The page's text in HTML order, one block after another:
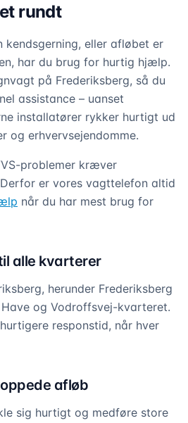
rundt
kendsgerning, eller afløbet er
har du brug for hurtig hjælp.
på Frederiksberg, så du
assistance – uanset
installatører rykker hurtigt ud
og erhvervsejendomme.
problemer kræver
er vores vagttelefon altid
når du har mest brug for
alle kvarterer
herunder Frederiksberg
og Vodroffsvej-kvarteret.
responstid, når hver
afløb
sig hurtigt og medføre store